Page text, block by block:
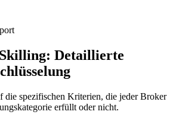
Detaillierte
die spezifischen Kriterien, die jeder Broker
erfüllt oder nicht.